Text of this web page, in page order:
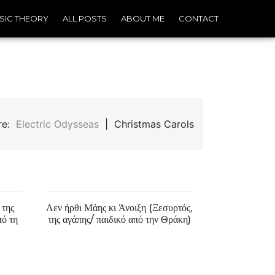
THEORY ALL POSTS ABOUT ME CONTACT
Electric Odysseas | Christmas Carols
τη
Λεν ήρθι Μάης κι Άνοιξη (Ξεσυρτός,
της αγάπης/ παιδικό από την Θράκη)